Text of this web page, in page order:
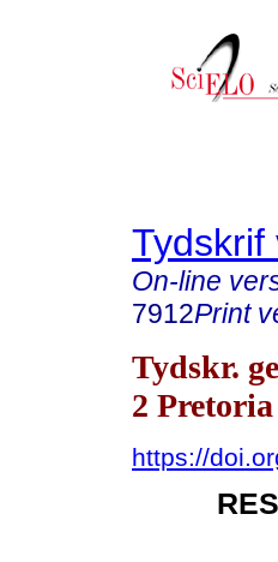
Tydskrif
On-line
7912Print
Tydskr.
2 Pretoria
https://